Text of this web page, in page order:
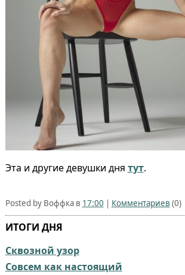
Эта и другие девушки дня тут.
Posted by Воффка в 17:00 | Комментариев (0)
ИТОГИ ДНЯ
Сквозной узор
Совсем как настоящий⁠⁠